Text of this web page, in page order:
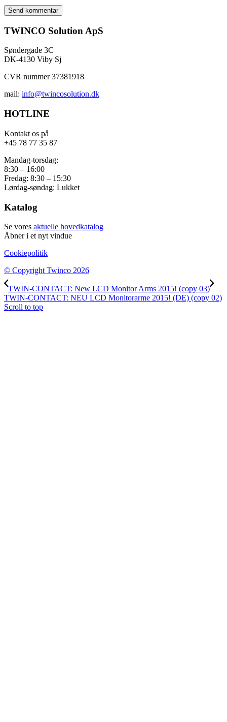
TWINCO Solution ApS
Søndergade 3C
DK-4130 Viby Sj
CVR nummer 37381918
mail: info@twincosolution.dk
HOTLINE
Kontakt os på
+45 78 77 35 87
Mandag-torsdag:
8:30 – 16:00
Fredag: 8:30 – 15:30
Lørdag-søndag: Lukket
Katalog
Se vores aktuelle hovedkatalog
Åbner i et nyt vindue
Cookiepolitik
© Copyright Twinco 2026
TWIN-CONTACT: New LCD Monitor Arms 2015! (copy 03)
TWIN-CONTACT: NEU LCD Monitorarme 2015! (DE) (copy 02)
Scroll to top